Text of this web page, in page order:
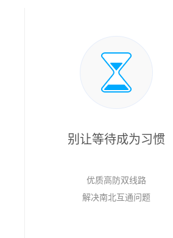
别让等待成为习惯
优质高防双线路
解决南北互通问题